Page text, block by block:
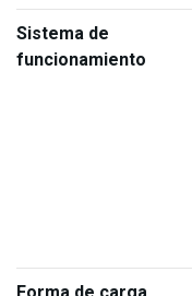
Sistema de
funcionamiento